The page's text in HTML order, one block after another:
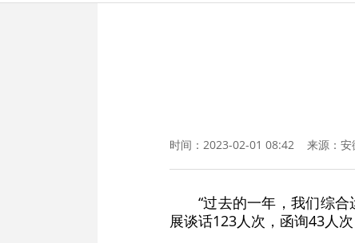
时间：2023-02-01 08:42 来源： 安
“过去的一年，我们综
展谈话123人次，函询43人